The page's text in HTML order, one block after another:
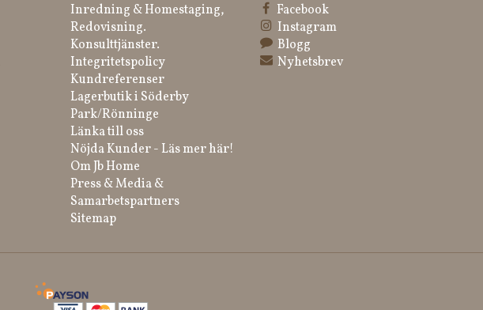
Inredning & Homestaging,
Redovisning.
Konsulttjänster.
Integritetspolicy
Kundreferenser
Lagerbutik i Söderby
Park/Rönninge
Länka till oss
Nöjda Kunder - Läs mer här!
Om Jb Home
Press & Media &
Samarbetspartners
Sitemap
Facebook
Instagram
Blogg
Nyhetsbrev